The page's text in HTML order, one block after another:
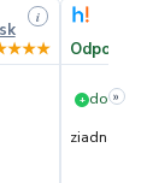
i
+
ziadna
»